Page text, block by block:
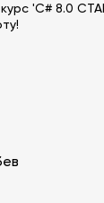
курс 'C# 8.0